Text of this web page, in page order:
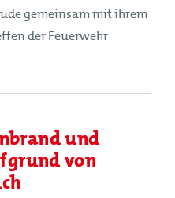
gemeinsam mit ihrem
der Feuerwehr
und
von